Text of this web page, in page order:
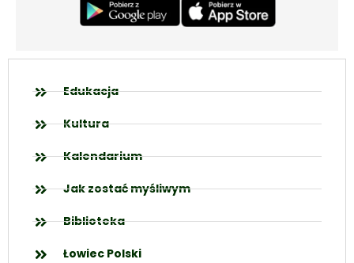
Edukacja
Kultura
Kalendarium
Jak zostać myśliwym
Biblioteka
Łowiec Polski